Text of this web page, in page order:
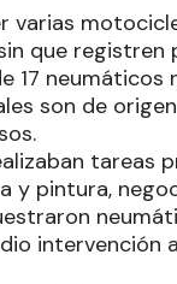
varias
que registren
17 neumáticos
son de
tareas
y pintura,
intervención